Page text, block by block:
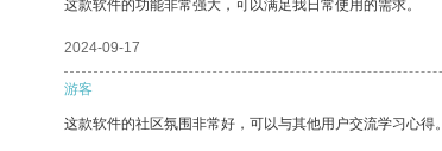
这款软件的功能非常强大，可以满足我日常使用的需求。
2024-09-17
游客
这款软件的社区氛围非常好，可以与其他用户交流学习心得。